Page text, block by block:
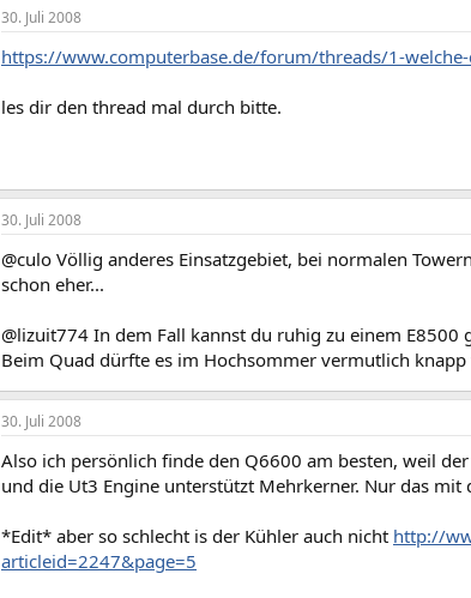
30. Juli 2008
https://www.computerbase.de/forum/threads/1-
les dir den thread mal durch bitte.
30. Juli 2008
@culo Völlig anderes Einsatzgebiet, bei normalen
schon eher...
@lizuit774 In dem Fall kannst du ruhig zu einem
Beim Quad dürfte es im Hochsommer vermutlich
30. Juli 2008
Also ich persönlich finde den Q6600 am besten, weil
und die Ut3 Engine unterstützt Mehrkerner. Nur das mit
*Edit* aber so schlecht is der Kühler auch nicht http://
articleid=2247&page=5